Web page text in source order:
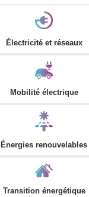
Électricité et réseaux
Mobilité électrique
Énergies renouvelables
Transition énergétique